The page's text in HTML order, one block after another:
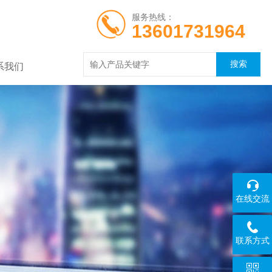
服务热线：
13601731964
我们
在线交流
联系方式